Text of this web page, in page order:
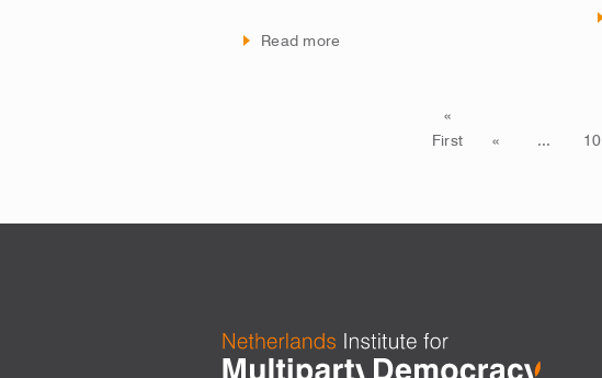
Read more
«
First « 10